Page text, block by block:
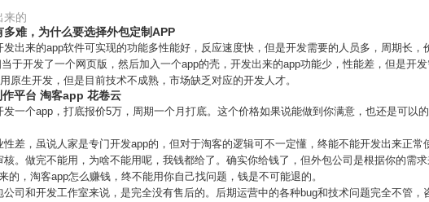
来的
多难，为什么要选择外包定制APP
发出来的app软件可实现的功能多性能好，反应速度快，但是开发需要的人员多，周期长，
于开发了一个网页版，然后加入一个app的壳，开发出来的app功能少，性能差，但是开
原生开发，但是目前技术不成熟，市场缺乏对应的开发人才。
平台 淘客app 花卷云
发一个app，打底报价5万，周期一个月打底。这个价格如果说能做到你满意，也还是可以
差，虽说人家是专门开发app的，但对于淘客的逻辑可不一定懂，终能不能开发出来正常
核。做完不能用，为啥不能用呢，我钱都给了。确实你给钱了，但外包公司是根据你的需
的，淘客app怎么赚钱，终不能用你自己找问题，钱是不可能退的。
公司和开发工作室来说，是完全没有售后的。后期运营中的各种bug和技术问题完全不管